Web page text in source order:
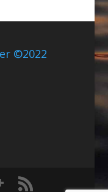
©2022